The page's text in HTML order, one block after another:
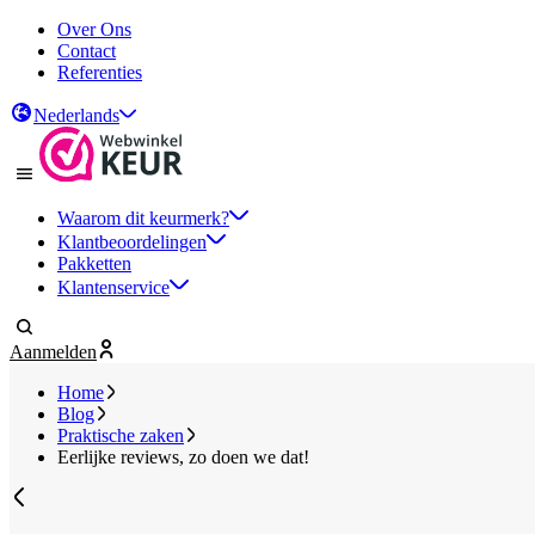
Over Ons
Contact
Referenties
Nederlands
Waarom dit keurmerk?
Klantbeoordelingen
Pakketten
Klantenservice
Aanmelden
Home
Blog
Praktische zaken
Eerlijke reviews, zo doen we dat!